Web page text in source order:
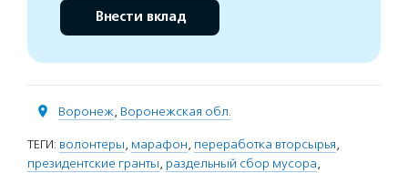
Внести вклад
Воронеж, Воронежская обл.
ТЕГИ: волонтеры, марафон, переработка вторсырья,
президентские гранты, раздельный сбор мусора,